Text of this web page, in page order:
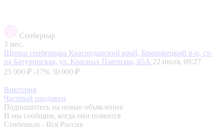
Сенбернар
3 мес.
Щенки сенбернара Краснодарский край, Брюховецкий р-н, ст-
ца Батуринская, ул. Красных Партизан, 65А 22 июля, 09:27
25 000 ₽ -17% 30 000 ₽
Виктория
Частный продавец
Подпишитесь на новые объявления
И мы сообщим, когда они появятся
Сенбернар - Вся Россия